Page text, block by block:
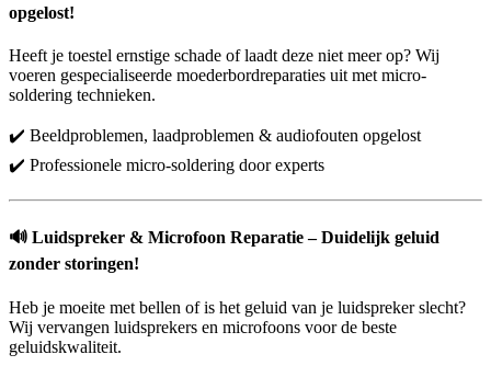
opgelost!
Heeft je toestel ernstige schade of laadt deze niet meer op? Wij
voeren gespecialiseerde moederbordreparaties uit met micro-
soldering technieken.
✔️ Beeldproblemen, laadproblemen & audiofouten opgelost
✔️ Professionele micro-soldering door experts
🔊 Luidspreker & Microfoon Reparatie – Duidelijk geluid
zonder storingen!
Heb je moeite met bellen of is het geluid van je luidspreker slecht?
Wij vervangen luidsprekers en microfoons voor de beste
geluidskwaliteit.